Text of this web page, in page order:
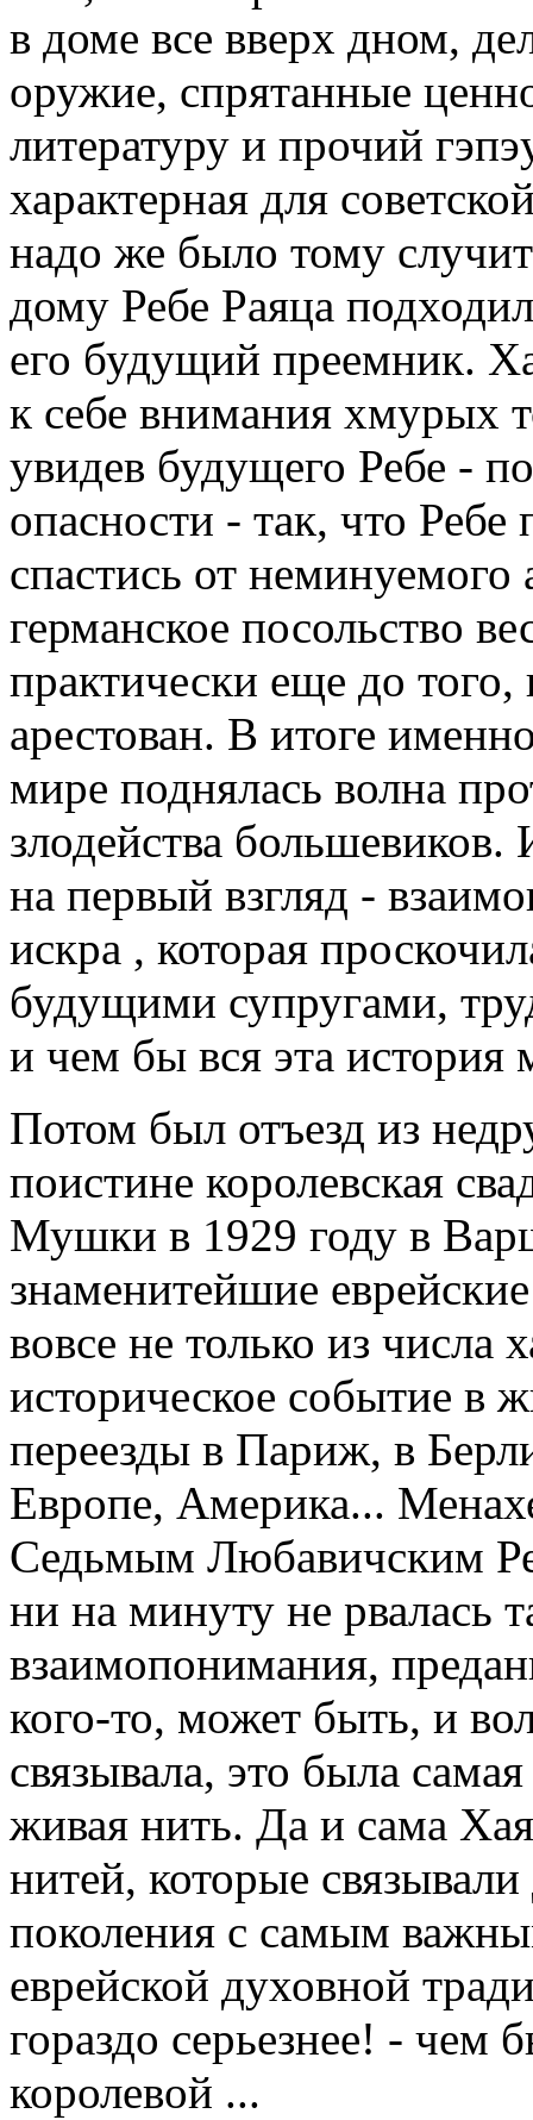
в доме все вверх дном,
оружие, спрятанные
литературу и прочий
характерная для
надо же было тому
дому Ребе Раяца
его будущий преемник.
к себе внимания хмурых
увидев будущего Ребе -
опасности - так, что Ребе
спастись от неминуемого
германское посольство
практически еще до того,
арестован. В итоге
мире поднялась волна
злодейства
на первый взгляд -
искра , которая
будущими супругами,
и чем бы вся эта история
Потом был отъезд из
поистине королевская
Мушки в 1929 году в
знаменитейшие
вовсе не только из числа
историческое событие в
переезды в Париж, в
Европе, Америка...
Седьмым Любавичским
ни на минуту не рвалась
взаимопонимания,
кого-то, может быть, и
связывала, это была
живая нить. Да и сама
нитей, которые
поколения с самым
еврейской духовной
гораздо серьезнее! - чем
королевой ...